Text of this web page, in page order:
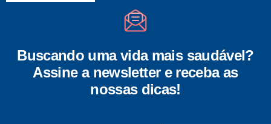
Buscando uma vida mais saudável?
Assine a newsletter e receba as
nossas dicas!